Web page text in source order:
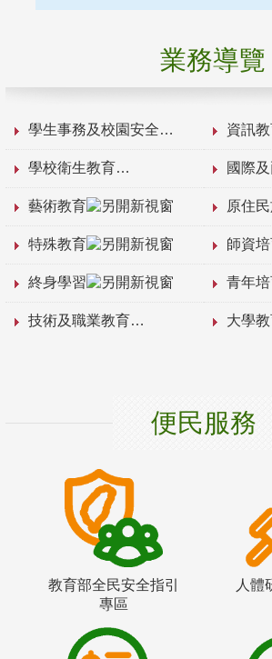
業務導覽
學生事務及校園安全 資訊
學校衛生教育 國際
藝術教育 原住
特殊教育 師資
終身學習 青年
技術及職業教育 大學
便民服務
教育部全民安全指引
專區
人體